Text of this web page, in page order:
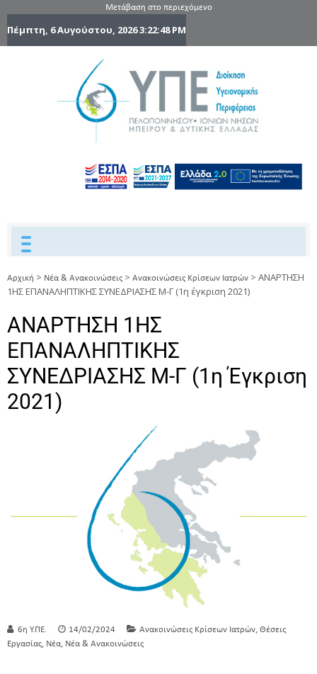
Μετάβαση στο περιεχόμενο
Πέμπτη, 6 Αυγούστου, 20263:22:49 PM
Ηπείρου
Δυτικής
Ελλάδας
Αρχική > Νέα & Ανακοινώσεις > Ανακοινώσεις Κρίσεων Ιατρών > ΑΝΑΡΤΗΣΗ
1ΗΣ ΕΠΑΝΑΛΗΠΤΙΚΗΣ ΣΥΝΕΔΡΙΑΣΗΣ Μ-Γ (1η έγκριση 2021)
ΑΝΑΡΤΗΣΗ 1ΗΣ
ΕΠΑΝΑΛΗΠΤΙΚΗΣ
ΣΥΝΕΔΡΙΑΣΗΣ Μ-Γ (1η Έγκριση
2021)
6η Υ.ΠΕ. 14/02/2024 Ανακοινώσεις Κρίσεων Ιατρών, Θέσεις
Εργασίας, Νέα, Νέα & Ανακοινώσεις